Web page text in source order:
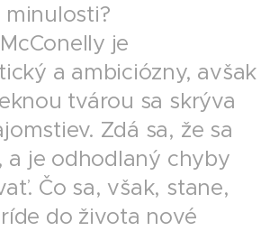
je
a ambiciózny, avšak
tvárou sa skrýva
Zdá sa, že sa
a je odhodlaný chyby
Čo sa, však, stane,
do života nové